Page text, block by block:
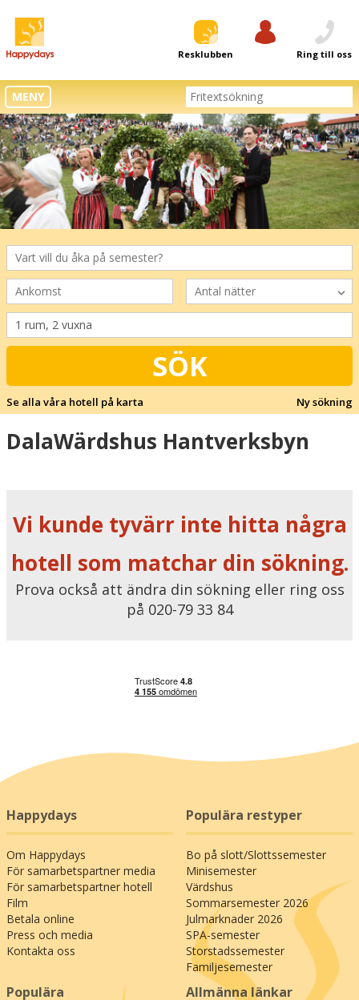
Resklubben Ring till oss
MENY
SÖK
Se alla våra hotell på karta Ny sökning
DalaWärdshus Hantverksbyn
Vi kunde tyvärr inte hitta några
hotell som matchar din sökning.
Prova också att ändra din sökning eller ring oss
på 020-79 33 84
Happydays
Om Happydays
För samarbetspartner media
För samarbetspartner hotell
Film
Betala online
Press och media
Kontakta oss
Populära restyper
Bo på slott/Slottssemester
Minisemester
Värdshus
Sommarsemester 2026
Julmarknader 2026
SPA-semester
Storstadssemester
Familjesemester
Populära
Allmänna länkar